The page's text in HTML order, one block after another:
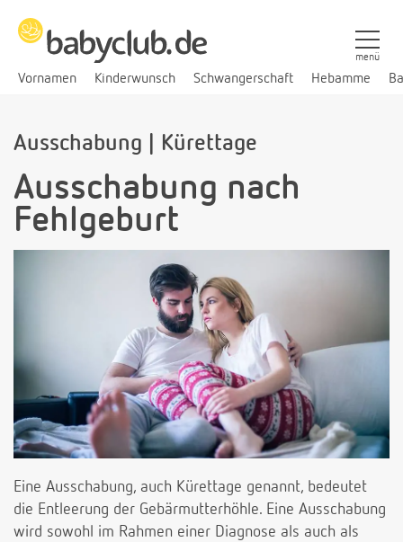
Vornamen Kinderwunsch Schwangerschaft Hebamme
menü
Ausschabung | Kürettage
Ausschabung nach
Fehlgeburt
Eine Ausschabung, auch Kürettage genannt, bedeutet
die Entleerung der Gebärmutterhöhle. Eine Ausschabung
wird sowohl im Rahmen einer Diagnose als auch als